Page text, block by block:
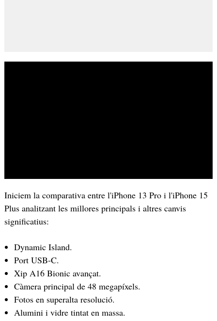
Iniciem la comparativa entre l'iPhone 13 Pro i l'iPhone 15
Plus analitzant les millores principals i altres canvis
significatius:
Dynamic Island.
Port USB-C.
Xip A16 Bionic avançat.
Càmera principal de 48 megapíxels.
Fotos en superalta resolució.
Alumini i vidre tintat en massa.